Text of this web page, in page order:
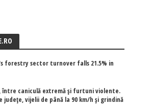
forestry sector turnover falls 21.5% in
între caniculă extremă și furtuni violente.
județe, vijelii de până la 90 km/h și grindină